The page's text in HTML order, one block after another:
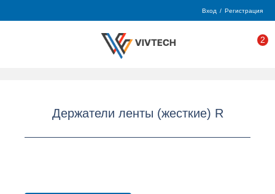
Вход / Регистрация
2
Держатели ленты (жесткие) R